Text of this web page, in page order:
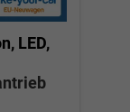
LED,